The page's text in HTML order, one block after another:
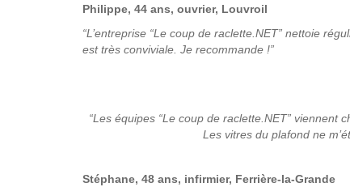
Philippe, 44 ans, ouvrier, Louvroil
“L’entreprise “Le coup de raclette.NET” nettoie
est très conviviale. Je recommande !”
“Les équipes “Le coup de raclette.NET”
Les vitres du plafond ne
Stéphane, 48 ans, infirmier, Ferrière-la-Grande